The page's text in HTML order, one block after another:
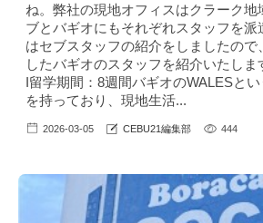
ね。弊社の現地オフィスはクラーク地
ブとバギオにもそれぞれスタッフを派
はセブスタッフの紹介をしましたので
したバギオのスタッフを紹介いたし
I留学期間：8週間バギオのWALESと
を持っており、現地生活...
2026-03-05 CEBU21編集部 444